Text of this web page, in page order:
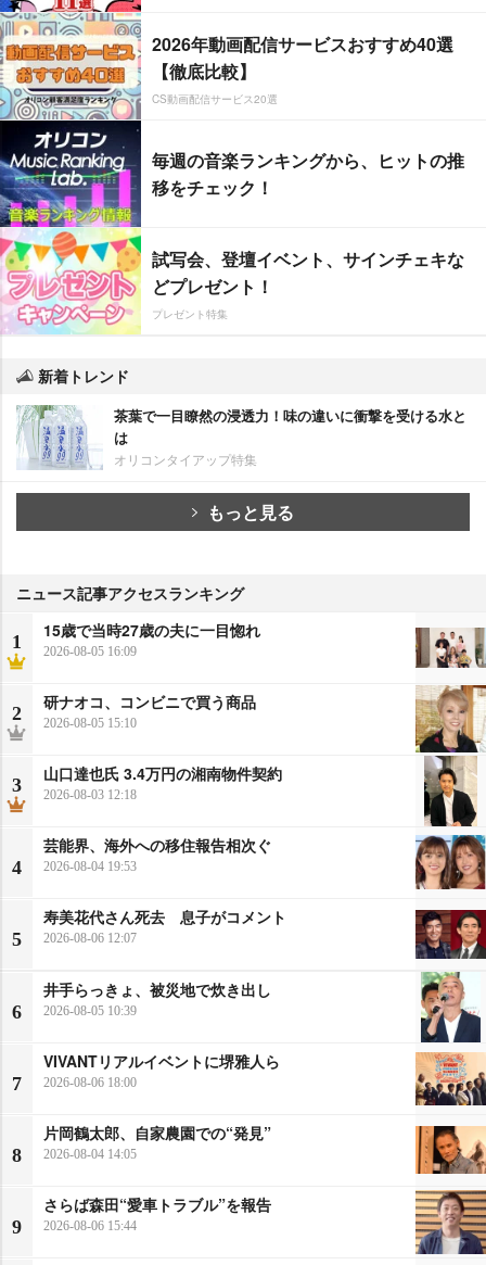
2026年動画配信サービスおすすめ40選
【徹底比較】
CS動画配信サービス20選
毎週の音楽ランキングから、ヒットの推
移をチェック！
試写会、登壇イベント、サインチェキな
どプレゼント！
プレゼント特集
新着トレンド
茶葉で一目瞭然の浸透力！味の違いに衝撃を受ける水と
は
オリコンタイアップ特集
もっと見る
ニュース記事アクセスランキング
1
15歳で当時27歳の夫に一目惚れ
2026-08-05 16:09
2
研ナオコ、コンビニで買う商品
2026-08-05 15:10
3
山口達也氏 3.4万円の湘南物件契約
2026-08-03 12:18
4
芸能界、海外への移住報告相次ぐ
2026-08-04 19:53
5
寿美花代さん死去 息子がコメント
2026-08-06 12:07
6
井手らっきょ、被災地で炊き出し
2026-08-05 10:39
7
VIVANTリアルイベントに堺雅人ら
2026-08-06 18:00
8
片岡鶴太郎、自家農園での“発見”
2026-08-04 14:05
9
さらば森田“愛車トラブル”を報告
2026-08-06 15:44